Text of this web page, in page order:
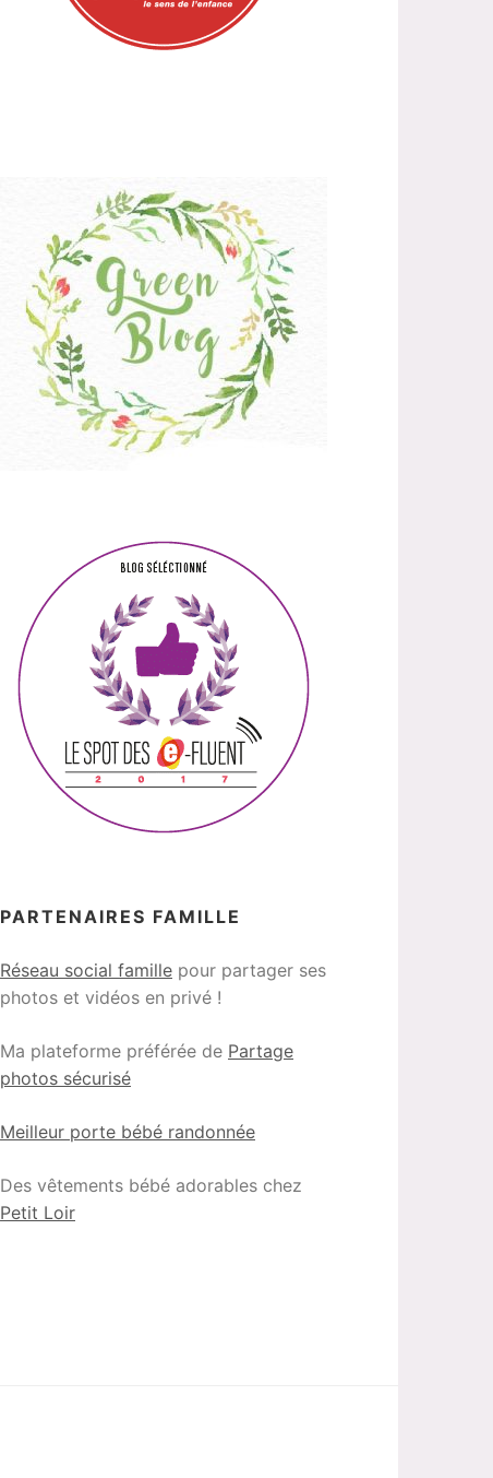
PARTENAIRES FAMILLE
Réseau social famille pour partager ses
photos et vidéos en privé !
Ma plateforme préférée de Partage
photos sécurisé
Meilleur porte bébé randonnée
Des vêtements bébé adorables chez
Petit Loir